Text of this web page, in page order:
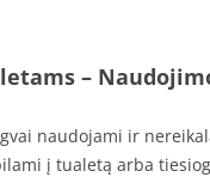
–
naudojami ir
į tualetą arba